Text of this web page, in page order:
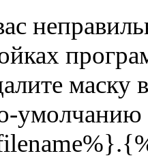
маску
умолчанию